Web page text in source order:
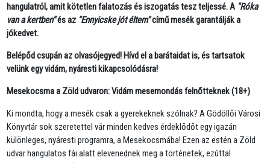
hangulatról, amit kötetlen falatozás és iszogatás tesz teljessé. A "Róka
van a kertben"és az "Ennyicske jót éltem"című mesék garantálják a
jókedvet.
Belépőd csupán az olvasójegyed! Hívd el a barátaidat is, és tartsatok
velünk egy vidám, nyáresti kikapcsolódásra!
Mesekocsma a Zöld udvaron: Vidám mesemondás felnőtteknek (18+)
Ki mondta, hogy a mesék csak a gyerekeknek szólnak? A Gödöllői Városi
Könyvtár sok szeretettel vár minden kedves érdeklődőt egy igazán
különleges, nyáresti programra, a Mesekocsmába! Ezen az estén a Zöld
udvar hangulatos fái alatt elevenednek meg a történetek, ezúttal